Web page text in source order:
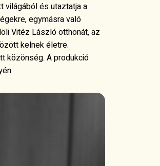
és utaztatja a
egymásra való
Vitéz László otthonát, az
kelnek életre.
közönség. A produkció